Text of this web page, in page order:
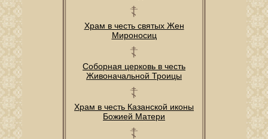
Храм в честь святых Жен
Мироносиц
Соборная церковь в честь
Живоначальной Троицы
Храм в честь Казанской иконы
Божией Матери